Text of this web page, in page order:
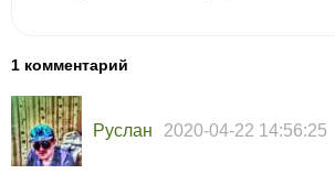
1 комментарий
Руслан 2020-04-22 14:56:25